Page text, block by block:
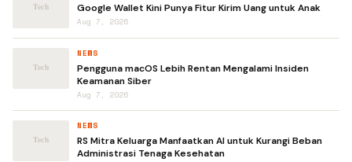
Google Wallet Kini Punya Fitur Kirim Uang untuk Anak
Aug 7, 2026
NEWS
Pengguna macOS Lebih Rentan Mengalami Insiden
Keamanan Siber
Aug 7, 2026
NEWS
RS Mitra Keluarga Manfaatkan AI untuk Kurangi Beban
Administrasi Tenaga Kesehatan